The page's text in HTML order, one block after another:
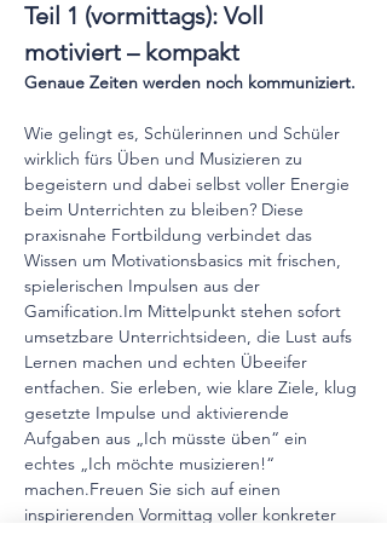
Teil 1 (vormittags): Voll
motiviert – kompakt
Genaue Zeiten werden noch kommuniziert.
Wie gelingt es, Schülerinnen und Schüler
wirklich fürs Üben und Musizieren zu
begeistern und dabei selbst voller Energie
beim Unterrichten zu bleiben? Diese
praxisnahe Fortbildung verbindet das
Wissen um Motivationsbasics mit frischen,
spielerischen Impulsen aus der
Gamification.Im Mittelpunkt stehen sofort
umsetzbare Unterrichtsideen, die Lust aufs
Lernen machen und echten Übeeifer
entfachen. Sie erleben, wie klare Ziele, klug
gesetzte Impulse und aktivierende
Aufgaben aus „Ich müsste üben“ ein
echtes „Ich möchte musizieren!“
machen.Freuen Sie sich auf einen
inspirierenden Vormittag voller konkreter